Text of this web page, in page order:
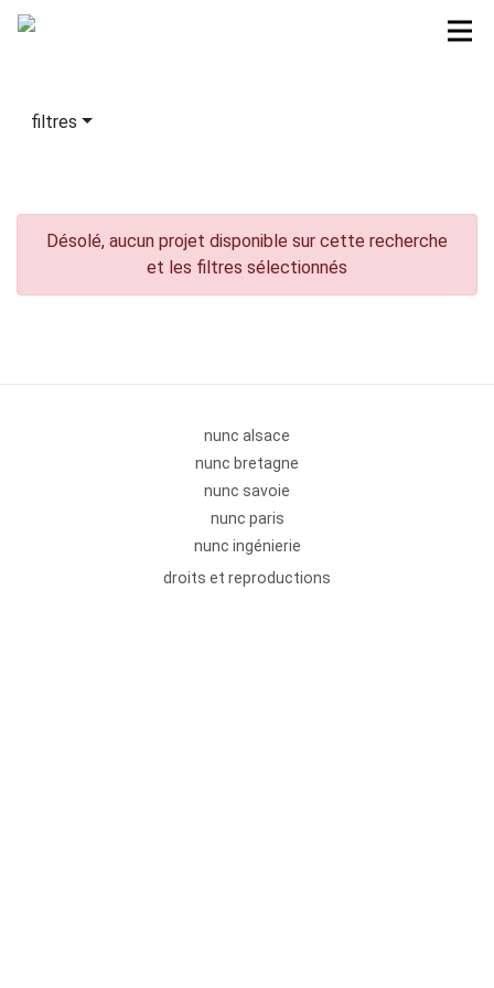
filtres
Désolé, aucun projet disponible sur cette recherche
et les filtres sélectionnés
nunc alsace
nunc bretagne
nunc savoie
nunc paris
nunc ingénierie
droits et reproductions